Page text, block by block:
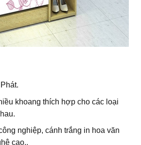
khoang thích hợp cho các loại
nghiệp, cánh trắng in hoa văn
cao..